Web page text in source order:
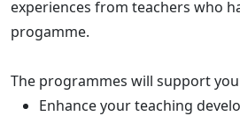
experiences from teachers who
progamme.
The programmes will support
Enhance your teaching